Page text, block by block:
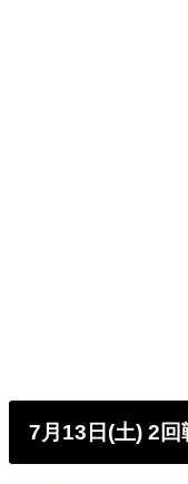
7月13日(土) 2回